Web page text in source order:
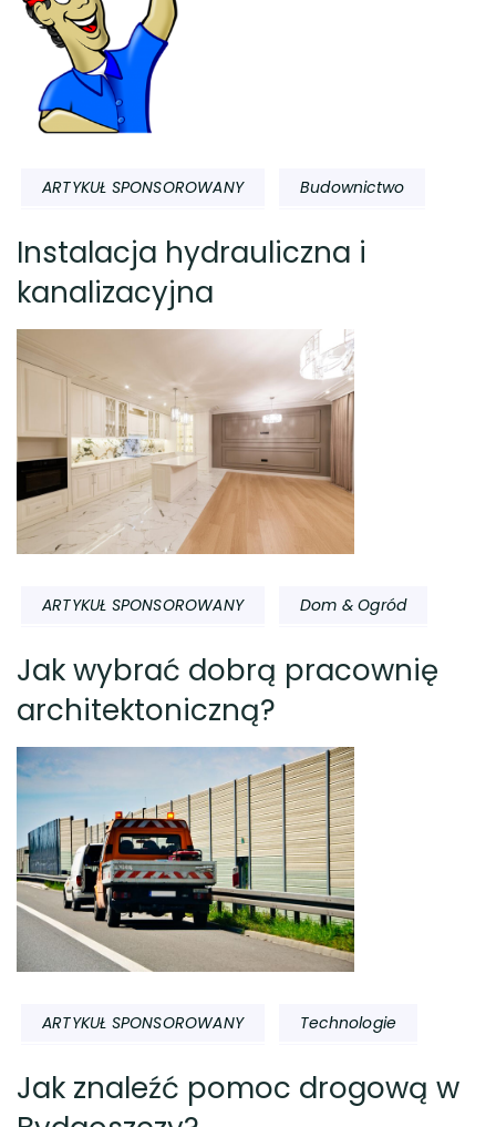
ARTYKUŁ SPONSOROWANY Budownictwo
Instalacja hydrauliczna i
kanalizacyjna
ARTYKUŁ SPONSOROWANY Dom & Ogród
Jak wybrać dobrą pracownię
architektoniczną?
ARTYKUŁ SPONSOROWANY Technologie
Jak znaleźć pomoc drogową w